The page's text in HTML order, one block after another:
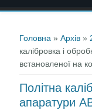
Головна »Архів »
калібровка і
встановленої на
Політна
апаратури